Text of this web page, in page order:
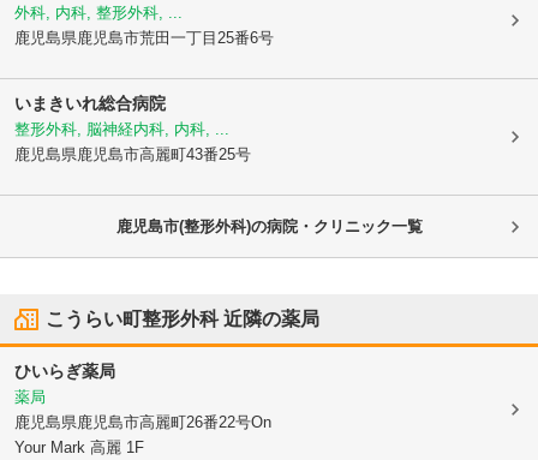
外科, 内科, 整形外科, ...
鹿児島県鹿児島市荒田一丁目25番6号
いまきいれ総合病院
整形外科, 脳神経内科, 内科, ...
鹿児島県鹿児島市高麗町43番25号
鹿児島市(整形外科)の病院・クリニック一覧
こうらい町整形外科近隣の薬局
ひいらぎ薬局
薬局
鹿児島県鹿児島市高麗町26番22号On
Your Mark 高麗 1F